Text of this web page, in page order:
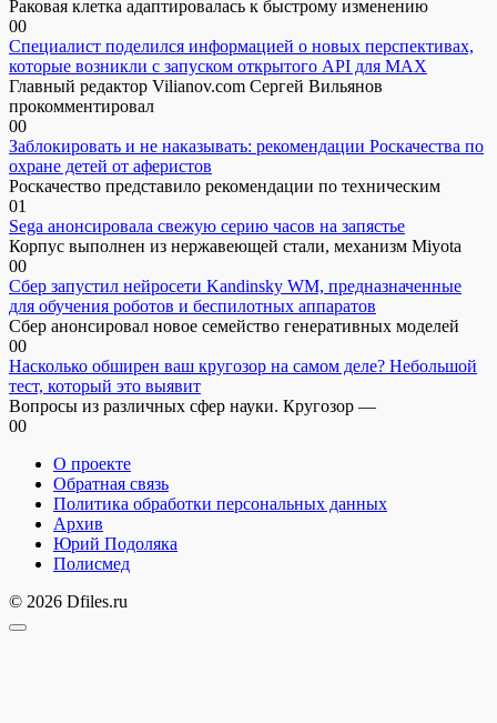
Раковая клетка адаптировалась к быстрому изменению
00
Специалист поделился информацией о новых перспективах,
которые возникли с запуском открытого API для МАХ
Главный редактор Vilianov.com Сергей Вильянов
прокомментировал
00
Заблокировать и не наказывать: рекомендации Роскачества по
охране детей от аферистов
Роскачество представило рекомендации по техническим
01
Sega анонсировала свежую серию часов на запястье
Корпус выполнен из нержавеющей стали, механизм Miyota
00
Сбер запустил нейросети Kandinsky WM, предназначенные
для обучения роботов и беспилотных аппаратов
Сбер анонсировал новое семейство генеративных моделей
00
Насколько обширен ваш кругозор на самом деле? Небольшой
тест, который это выявит
Вопросы из различных сфер науки. Кругозор —
00
О проекте
Обратная связь
Политика обработки персональных данных
Архив
Юрий Подоляка
Полисмед
© 2026 Dfiles.ru